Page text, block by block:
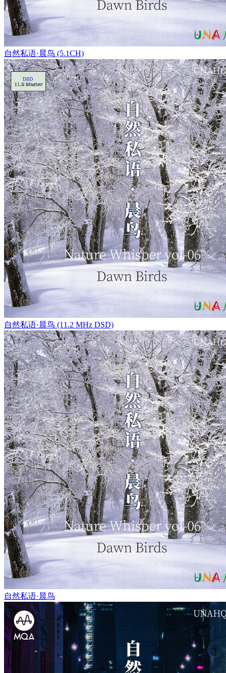
自然私语·晨鸟 (5.1CH)
自然私语·晨鸟 (11.2 MHz DSD)
自然私语·晨鸟